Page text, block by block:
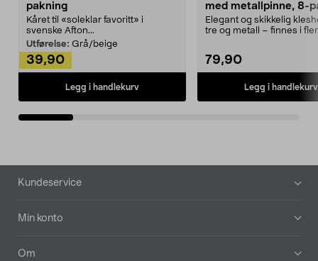
pakning
Kåret til «soleklar favoritt» i
svenske Afton...
Utførelse: Grå/beige
39,90
Legg i handlekurv
med metallpinne, 8-
Elegant og skikkelig
tre og metall – finnes i
79,90
Legg i handlekurv
Bunntekst
Kundeservice
Min konto
Om